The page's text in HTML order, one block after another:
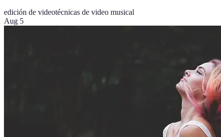
edición de videotécnicas de video musical
Aug 5